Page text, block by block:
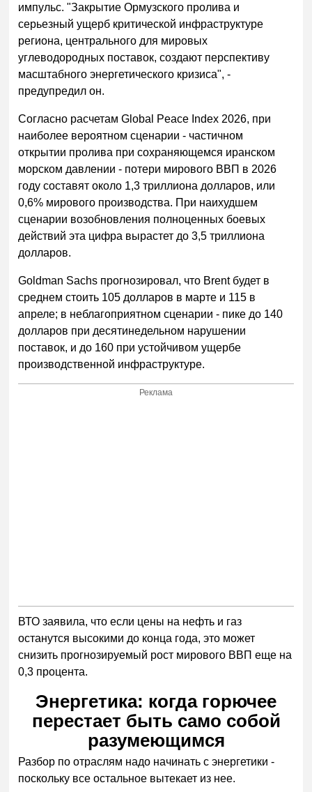
импульс. "Закрытие Ормузского пролива и
серьезный ущерб критической инфраструктуре
региона, центрального для мировых
углеводородных поставок, создают перспективу
масштабного энергетического кризиса", -
предупредил он.
Согласно расчетам Global Peace Index 2026, при
наиболее вероятном сценарии - частичном
открытии пролива при сохраняющемся иранском
морском давлении - потери мирового ВВП в 2026
году составят около 1,3 триллиона долларов, или
0,6% мирового производства. При наихудшем
сценарии возобновления полноценных боевых
действий эта цифра вырастет до 3,5 триллиона
долларов.
Goldman Sachs прогнозировал, что Brent будет в
среднем стоить 105 долларов в марте и 115 в
апреле; в неблагоприятном сценарии - пике до 140
долларов при десятинедельном нарушении
поставок, и до 160 при устойчивом ущербе
производственной инфраструктуре.
Реклама
ВТО заявила, что если цены на нефть и газ
останутся высокими до конца года, это может
снизить прогнозируемый рост мирового ВВП еще на
0,3 процента.
Энергетика: когда горючее
перестает быть само собой
разумеющимся
Разбор по отраслям надо начинать с энергетики -
поскольку все остальное вытекает из нее.